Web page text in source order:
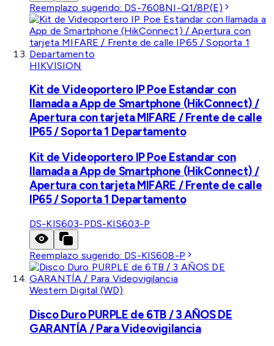
Reemplazo sugerido: DS-7608NI-Q1/8P(E)
HIKVISION
Kit de Videoportero IP Poe Estandar con
llamada a App de Smartphone (HikConnect) /
Apertura con tarjeta MIFARE / Frente de calle
IP65 / Soporta 1 Departamento
Kit de Videoportero IP Poe Estandar con
llamada a App de Smartphone (HikConnect) /
Apertura con tarjeta MIFARE / Frente de calle
IP65 / Soporta 1 Departamento
DS-KIS603-PDS-KIS603-P
Reemplazo sugerido: DS-KIS608-P
Western Digital (WD)
Disco Duro PURPLE de 6TB / 3 AÑOS DE
GARANTÍA / Para Videovigilancia